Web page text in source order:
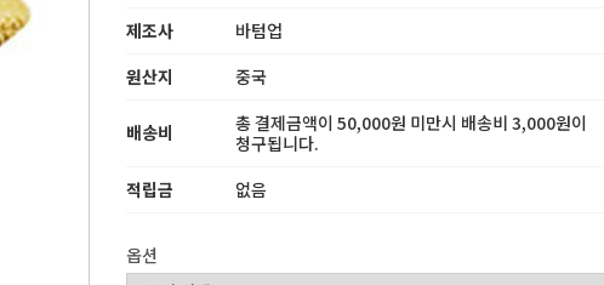
제조사
바텀업
원산지
중국
배송비
총 결제금액이 50,000원 미만시 배송비 3,000원이
청구됩니다.
적립금
없음
옵션